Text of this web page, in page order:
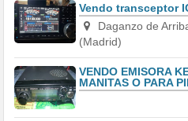
Vendo transceptor
Daganzo de
(Madrid)
VENDO EMISORA
MANITAS O PARA